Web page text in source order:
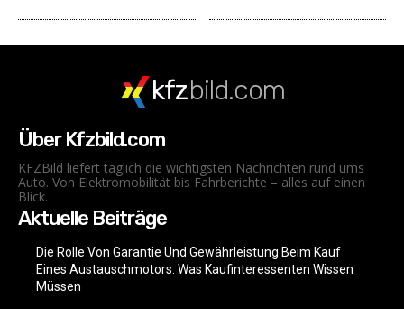
kfzbild.com
Über Kfzbild.com
KFZBild liefert täglich die wichtigsten Nachrichten rund ums
Auto. Von Elektromobilität bis Fahrberichte – alles auf einen
Blick.
Aktuelle Beiträge
Die Rolle Von Garantie Und Gewährleistung Beim Kauf
Eines Austauschmotors: Was Kaufinteressenten Wissen
Müssen